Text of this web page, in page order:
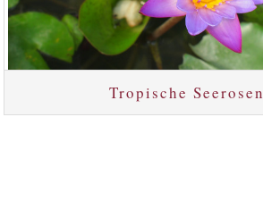
Tropische Seerosen